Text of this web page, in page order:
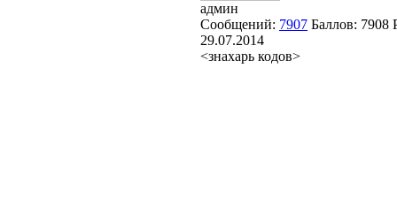
админ
Сообщений: 7907 Баллов: 7908
29.07.2014
<знахарь кодов>